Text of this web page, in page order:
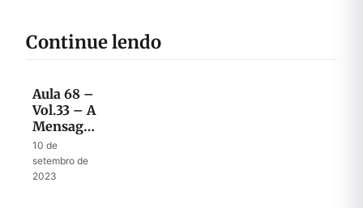
Continue lendo
Aula 68 –
Vol.33 – A
Mensagem
de
Restauração
em
10 de
setembro de
2023